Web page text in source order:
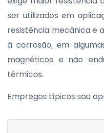
ser utilizados em
resistência mecânica e
à corrosão, em
magnéticos e não
térmicos.
Empregos típicos são